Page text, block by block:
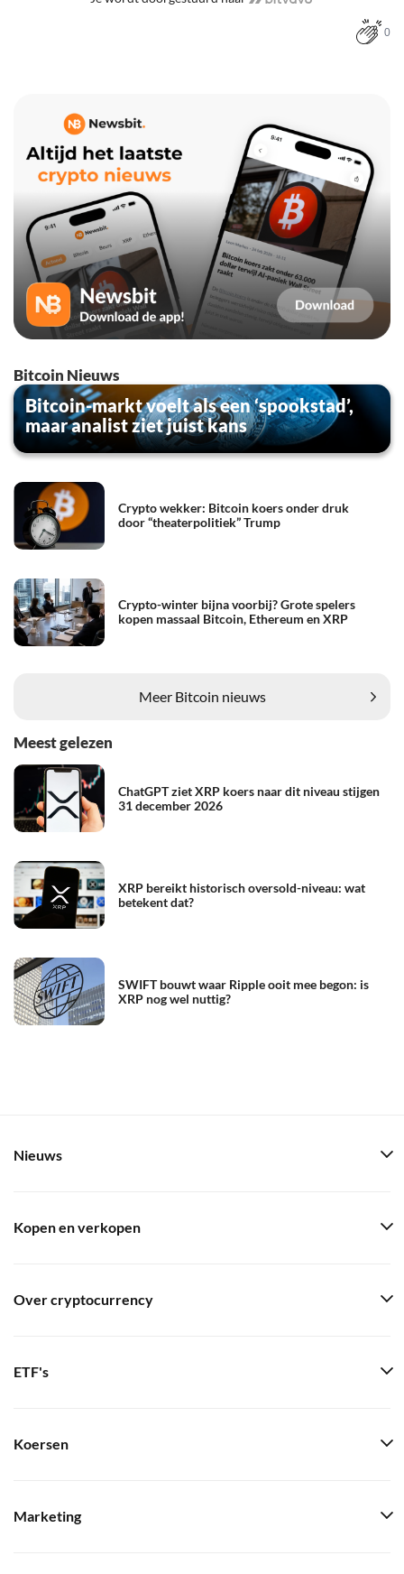
0
Bitcoin Nieuws
Bitcoin-markt voelt als een ‘spookstad’,
maar analist ziet juist kans
Crypto wekker: Bitcoin koers onder druk
door “theaterpolitiek” Trump
Crypto-winter bijna voorbij? Grote spelers
kopen massaal Bitcoin, Ethereum en XRP
Meer Bitcoin nieuws
Meest gelezen
ChatGPT ziet XRP koers naar dit niveau stijgen
31 december 2026
XRP bereikt historisch oversold-niveau: wat
betekent dat?
SWIFT bouwt waar Ripple ooit mee begon: is
XRP nog wel nuttig?
Nieuws
Kopen en verkopen
Over cryptocurrency
ETF's
Koersen
Marketing